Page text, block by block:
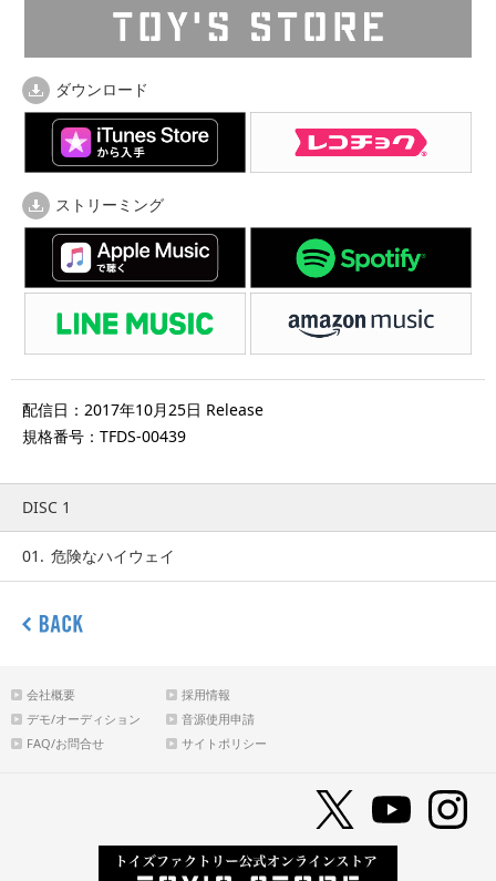
ダウンロード
ストリーミング
配信日：2017年10月25日 Release
規格番号：TFDS-00439
DISC 1
01. 危険なハイウェイ
会社概要
採用情報
デモ/オーディション
音源使用申請
FAQ/お問合せ
サイトポリシー